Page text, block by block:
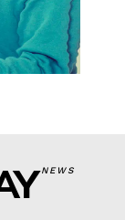
NEWS